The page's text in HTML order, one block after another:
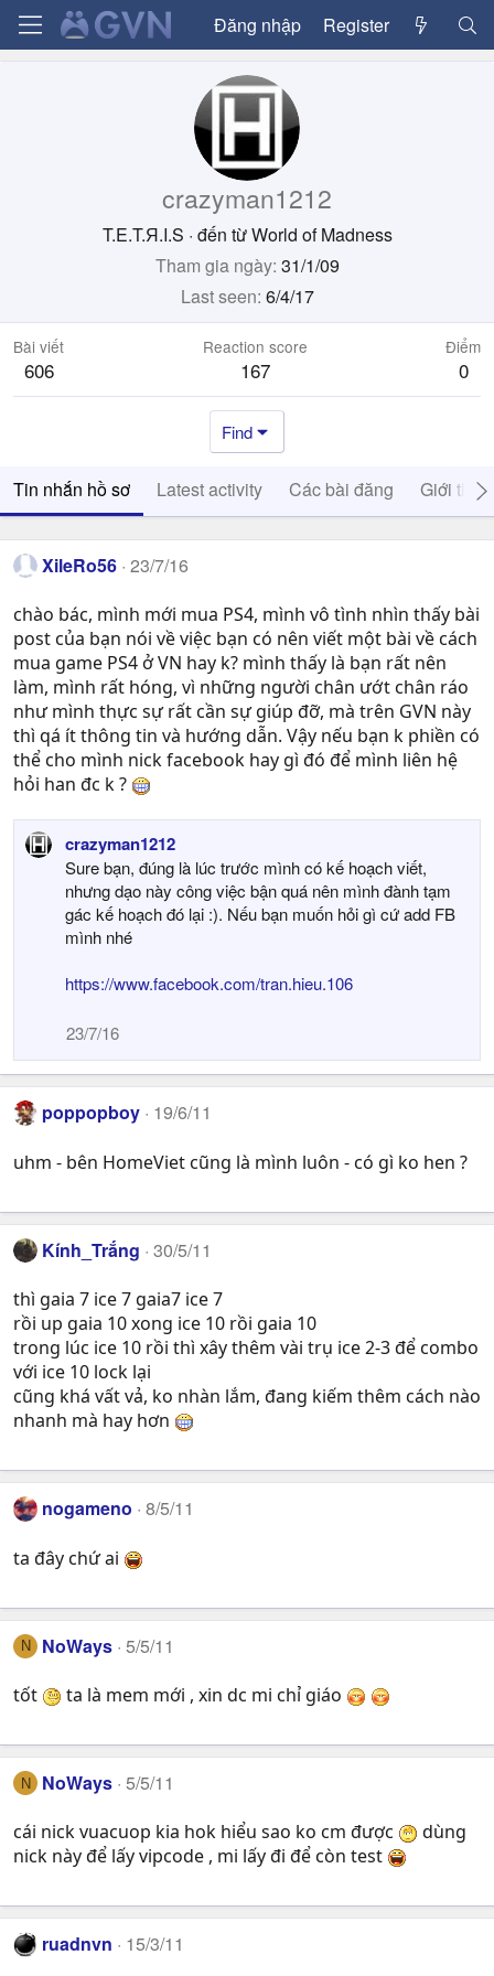
Đăng nhập Register
crazyman1212
T.E.T.Я.I.S · đến từWorld of Madness
Tham gia ngày 31/1/09
Last seen 6/4/17
Bài viết
606
Reaction score
167
Điểm
0
Find
Tin nhắn hồ sơ Latest activity Các bài đăng Giới thiệu
XileRo56 23/7/16
chào bác, mình mới mua PS4, mình vô tình nhìn thấy bài
post của bạn nói về việc bạn có nên viết một bài về cách
mua game PS4 ở VN hay k? mình thấy là bạn rất nên
làm, mình rất hóng, vì những người chân ướt chân ráo
như mình thực sự rất cần sự giúp đỡ, mà trên GVN này
thì qá ít thông tin và hướng dẫn. Vậy nếu bạn k phiền có
thể cho mình nick facebook hay gì đó để mình liên hệ
hỏi han đc k ?
crazyman1212
Sure bạn, đúng là lúc trước mình có kế hoạch viết,
nhưng dạo này công việc bận quá nên mình đành tạm
gác kế hoạch đó lại :). Nếu bạn muốn hỏi gì cứ add FB
mình nhé
https://www.facebook.com/tran.hieu.106
23/7/16
poppopboy 19/6/11
uhm - bên HomeViet cũng là mình luôn - có gì ko hen ?
Kính_Trắng 30/5/11
thì gaia 7 ice 7 gaia7 ice 7
rồi up gaia 10 xong ice 10 rồi gaia 10
trong lúc ice 10 rồi thì xây thêm vài trụ ice 2-3 để combo
với ice 10 lock lại
cũng khá vất vả, ko nhàn lắm, đang kiếm thêm cách nào
nhanh mà hay hơn
nogameno 8/5/11
ta đây chứ ai
N NoWays 5/5/11
tốt ta là mem mới , xin dc mi chỉ giáo
N NoWays 5/5/11
cái nick vuacuop kia hok hiểu sao ko cm được
dùng
nick này để lấy vipcode , mi lấy đi để còn test
ruadnvn 15/3/11